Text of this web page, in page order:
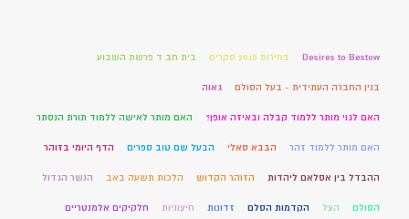
Desires to Bestow בחירות 2015 סקרים בית חב ד פרשת השבוע
בנין החברה העתידית - בעל הסולם גאוה
האם לגוי מותר ללמוד קבלה ובאיזה אופן? האם מותר לאישה ללמוד תורת הנסתר
האם מותר ללמוד זהר הבבא סאלי הבעל שם טוב ספרים הדף היומי בזוהר
ההבדל בין אסלאם ליהדות הזוהר הקדוש הלכות תשעה באב הנשר הגדול
הסולם הצל הקדמות הסלם זדונות חיצוניות חלקיקים אלמנטריים